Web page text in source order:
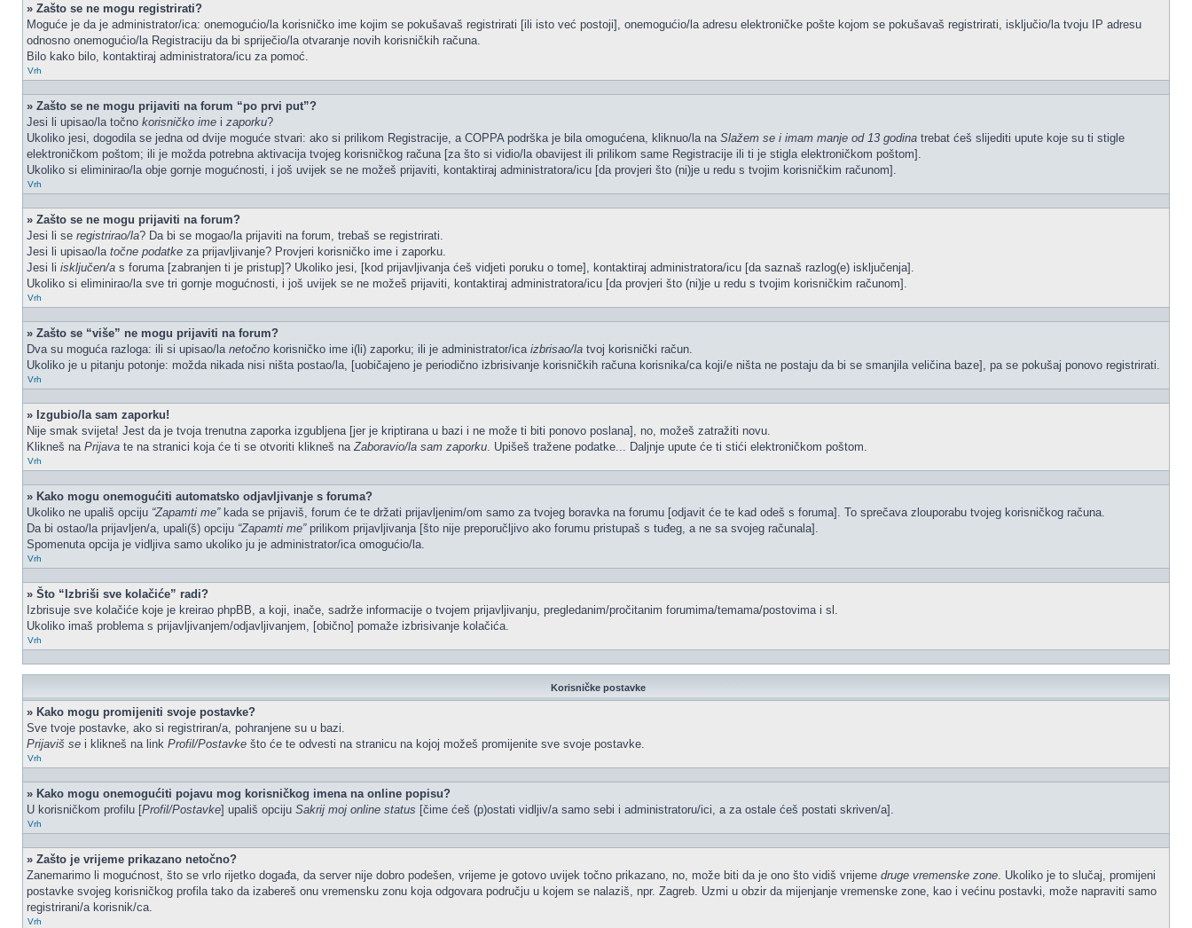
» Zašto se ne mogu registrirati?
Moguće je da je administrator/ica: onemogućio/la korisničko ime kojim se pokušavaš registrirati [ili isto već postoji], onemogućio/la adresu elektroničke pošte kojom se pokušavaš registrirati, isključio/la tvoju IP adresu
odnosno onemogućio/la Registraciju da bi spriječio/la otvaranje novih korisničkih računa.
Bilo kako bilo, kontaktiraj administratora/icu za pomoć.
Vrh
» Zašto se ne mogu prijaviti na forum “po prvi put”?
Jesi li upisao/la točno korisničko ime i zaporku?
Ukoliko jesi, dogodila se jedna od dvije moguće stvari: ako si prilikom Registracije, a COPPA podrška je bila omogućena, kliknuo/la na Slažem se i imam manje od 13 godina trebat ćeš slijediti upute koje su ti stigle
elektroničkom poštom; ili je možda potrebna aktivacija tvojeg korisničkog računa [za što si vidio/la obavijest ili prilikom same Registracije ili ti je stigla elektroničkom poštom].
Ukoliko si eliminirao/la obje gornje mogućnosti, i još uvijek se ne možeš prijaviti, kontaktiraj administratora/icu [da provjeri što (ni)je u redu s tvojim korisničkim računom].
Vrh
» Zašto se ne mogu prijaviti na forum?
Jesi li se registrirao/la? Da bi se mogao/la prijaviti na forum, trebaš se registrirati.
Jesi li upisao/la točne podatke za prijavljivanje? Provjeri korisničko ime i zaporku.
Jesi li isključen/a s foruma [zabranjen ti je pristup]? Ukoliko jesi, [kod prijavljivanja ćeš vidjeti poruku o tome], kontaktiraj administratora/icu [da saznaš razlog(e) isključenja].
Ukoliko si eliminirao/la sve tri gornje mogućnosti, i još uvijek se ne možeš prijaviti, kontaktiraj administratora/icu [da provjeri što (ni)je u redu s tvojim korisničkim računom].
Vrh
» Zašto se “više” ne mogu prijaviti na forum?
Dva su moguća razloga: ili si upisao/la netočno korisničko ime i(li) zaporku; ili je administrator/ica izbrisao/la tvoj korisnički račun.
Ukoliko je u pitanju potonje: možda nikada nisi ništa postao/la, [uobičajeno je periodično izbrisivanje korisničkih računa korisnika/ca koji/e ništa ne postaju da bi se smanjila veličina baze], pa se pokušaj ponovo registrirati.
Vrh
» Izgubio/la sam zaporku!
Nije smak svijeta! Jest da je tvoja trenutna zaporka izgubljena [jer je kriptirana u bazi i ne može ti biti ponovo poslana], no, možeš zatražiti novu.
Klikneš na Prijava te na stranici koja će ti se otvoriti klikneš naZaboravio/la sam zaporku. Upišeš tražene podatke... Daljnje upute će ti stići elektroničkom poštom.
Vrh
» Kako mogu onemogućiti automatsko odjavljivanje s foruma?
Ukoliko ne upališ opciju “Zapamti me”kada se prijaviš, forum će te držati prijavljenim/om samo za tvojeg boravka na forumu [odjavit će te kad odeš s foruma]. To sprečava zlouporabu tvojeg korisničkog računa.
Da bi ostao/la prijavljen/a, upali(š) opciju “Zapamti me”prilikom prijavljivanja [što nije preporučljivo ako forumu pristupaš s tuđeg, a ne sa svojeg računala].
Spomenuta opcija je vidljiva samo ukoliko ju je administrator/ica omogućio/la.
Vrh
» Što “Izbriši sve kolačiće” radi?
Izbrisuje sve kolačiće koje je kreirao phpBB, a koji, inače, sadrže informacije o tvojem prijavljivanju, pregledanim/pročitanim forumima/temama/postovima i sl.
Ukoliko imaš problema s prijavljivanjem/odjavljivanjem, [obično] pomaže izbrisivanje kolačića.
Vrh
Korisničke postavke
» Kako mogu promijeniti svoje postavke?
Sve tvoje postavke, ako si registriran/a, pohranjene su u bazi.
Prijaviš se i klikneš na link Profil/Postavke što će te odvesti na stranicu na kojoj možeš promijenite sve svoje postavke.
Vrh
» Kako mogu onemogućiti pojavu mog korisničkog imena na online popisu?
U korisničkom profilu [Profil/Postavke] upališ opciju Sakrij moj online status [čime ćeš (p)ostati vidljiv/a samo sebi i administratoru/ici, a za ostale ćeš postati skriven/a].
Vrh
» Zašto je vrijeme prikazano netočno?
Zanemarimo li mogućnost, što se vrlo rijetko događa, da server nije dobro podešen, vrijeme je gotovo uvijek točno prikazano, no, može biti da je ono što vidiš vrijeme druge vremenske zone. Ukoliko je to slučaj, promijeni
postavke svojeg korisničkog profila tako da izabereš onu vremensku zonu koja odgovara području u kojem se nalaziš, npr. Zagreb. Uzmi u obzir da mijenjanje vremenske zone, kao i većinu postavki, može napraviti samo
registrirani/a korisnik/ca.
Vrh